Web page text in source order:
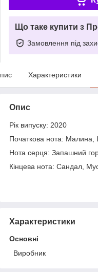
Що таке купити з
Замовлення під
Характеристики
Опис
Рік випуску: 2020
Початкова нота: Малина,
Нота серця: Запашний
Кінцева нота: Сандал,
Характеристики
Основні
Виробник